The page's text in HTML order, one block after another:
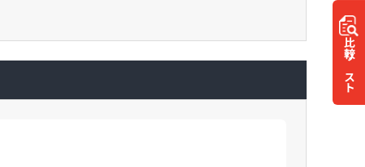
比較
リスト